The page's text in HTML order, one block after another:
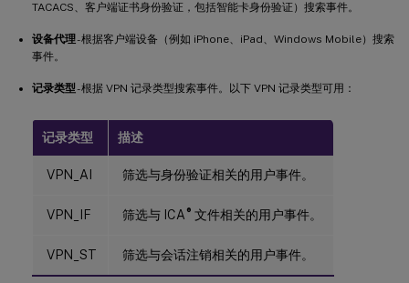
TACACS、客户端证书身份验证，包括智能卡身份验证）搜索事件。
设备代理- 根据客户端设备（例如 iPhone、iPad、Windows Mobile）搜索
事件。
记录类型- 根据 VPN 记录类型搜索事件。以下 VPN 记录类型可用：
记录类型 描述
VPN_AI 筛选与身份验证相关的用户事件。
VPN_IF 筛选与 ICA® 文件相关的用户事件。
VPN_ST 筛选与会话注销相关的用户事件。